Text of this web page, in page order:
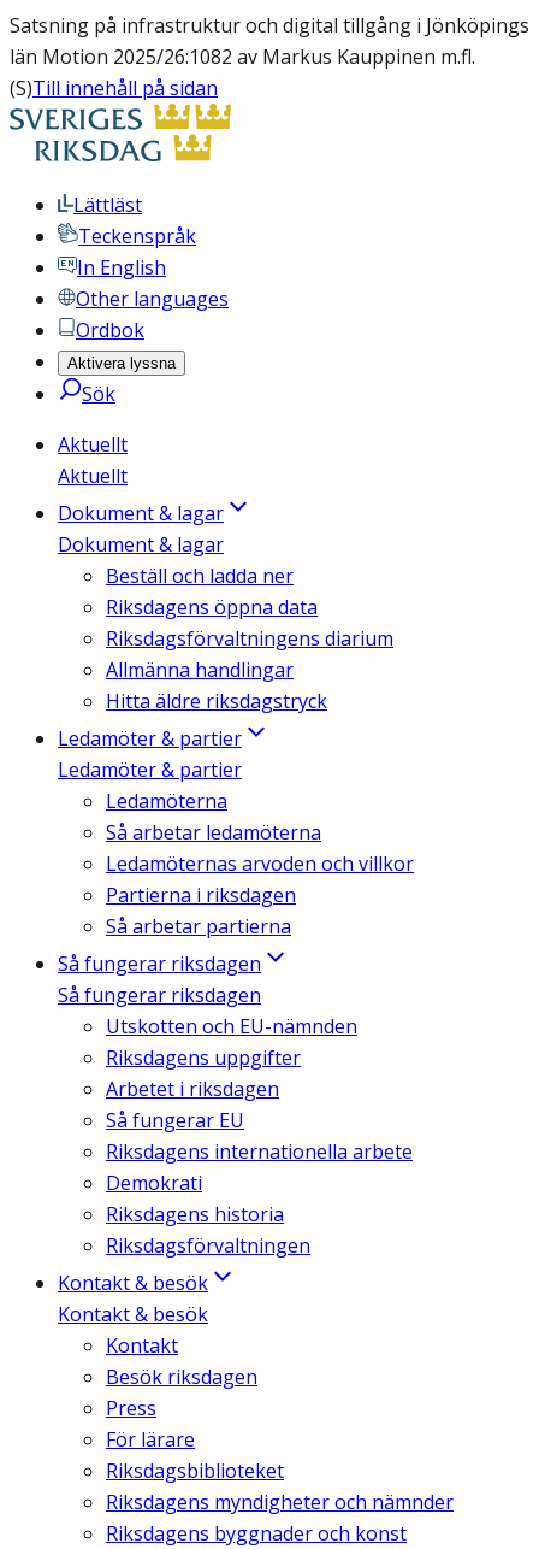
Satsning på infrastruktur och digital tillgång i Jönköpings
län Motion 2025/26:1082 av Markus Kauppinen m.fl.
(S)Till innehåll på sidan
Lättläst
Teckenspråk
In English
Other languages
Ordbok
Aktivera lyssna
Sök
Aktuellt
Aktuellt
Dokument & lagar
Dokument & lagar
Beställ och ladda ner
Riksdagens öppna data
Riksdagsförvaltningens diarium
Allmänna handlingar
Hitta äldre riksdagstryck
Ledamöter & partier
Ledamöter & partier
Ledamöterna
Så arbetar ledamöterna
Ledamöternas arvoden och villkor
Partierna i riksdagen
Så arbetar partierna
Så fungerar riksdagen
Så fungerar riksdagen
Utskotten och EU-nämnden
Riksdagens uppgifter
Arbetet i riksdagen
Så fungerar EU
Riksdagens internationella arbete
Demokrati
Riksdagens historia
Riksdagsförvaltningen
Kontakt & besök
Kontakt & besök
Kontakt
Besök riksdagen
Press
För lärare
Riksdagsbiblioteket
Riksdagens myndigheter och nämnder
Riksdagens byggnader och konst